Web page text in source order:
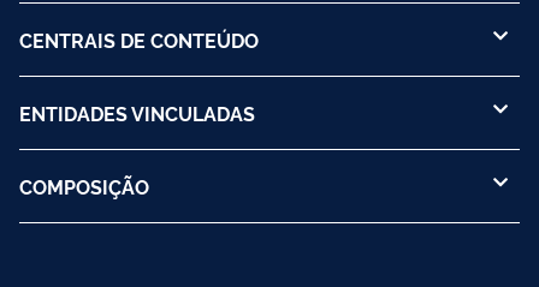
CENTRAIS DE CONTEÚDO
ENTIDADES VINCULADAS
COMPOSIÇÃO